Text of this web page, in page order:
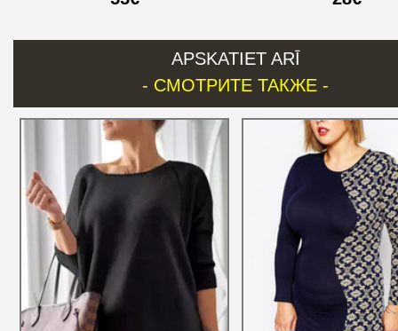
APSKATIET ARĪ
- СМОТРИТЕ ТАКЖЕ -